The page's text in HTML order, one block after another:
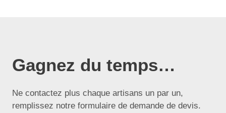
Gagnez du temps…
Ne contactez plus chaque artisans un par un,
remplissez notre formulaire de demande de devis.